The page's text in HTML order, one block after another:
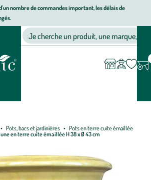
d'un nombre de commandes important, les délais de
animalerie, décoration, alimentation bio
Je cherche un produit, une marque, un
compte
Pots, bacs et jardinières
Pots en terre cuite émaillée
en terre cuite émaillée H 38 x Ø 43 cm